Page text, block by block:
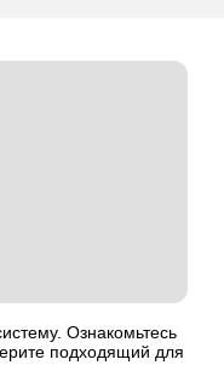
Ознакомьтесь
подходящий для